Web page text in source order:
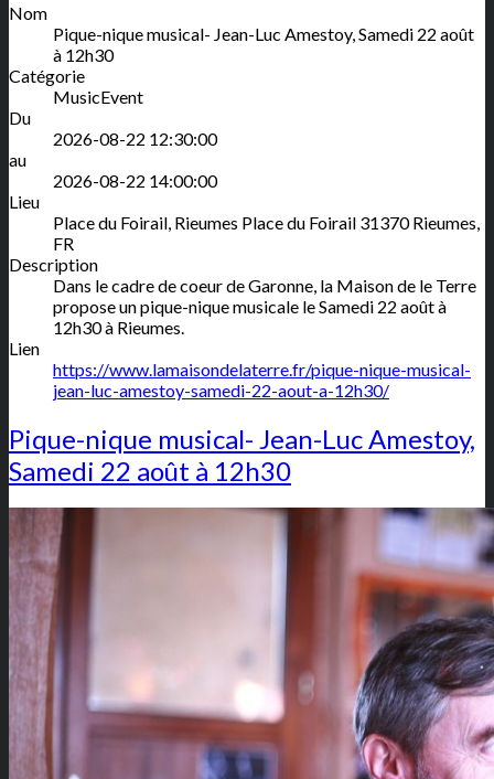
Nom
Pique-nique musical- Jean-Luc Amestoy, Samedi 22 août
à 12h30
Catégorie
MusicEvent
Du
2026-08-22 12:30:00
au
2026-08-22 14:00:00
Lieu
Place du Foirail, Rieumes Place du Foirail 31370 Rieumes
FR
Description
Dans le cadre de coeur de Garonne, la Maison de le Terre
propose un pique-nique musicale le Samedi 22 août à
12h30 à Rieumes.
Lien
https://www.lamaisondelaterre.fr/pique-nique-musical-
jean-luc-amestoy-samedi-22-aout-a-12h30/
Pique-nique musical- Jean-Luc Amestoy,
Samedi 22 août à 12h30